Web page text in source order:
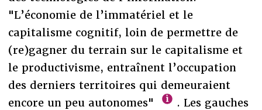
"L’économie de l’immatériel et le
capitalisme cognitif, loin de permettre de
(re)gagner du terrain sur le capitalisme et
le productivisme, entraînent l’occupation
des derniers territoires qui demeuraient
encore un peu autonomes"
. Les gauches